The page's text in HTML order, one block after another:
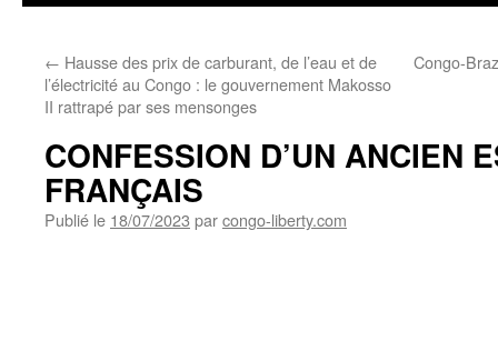
← Hausse des prix de carburant, de l’eau et de
l’électricité au Congo : le gouvernement Makosso
II rattrapé par ses mensonges
Congo-
CONFESSION D’UN ANCIEN
FRANÇAIS
Publié le 18/07/2023 parcongo-liberty.com